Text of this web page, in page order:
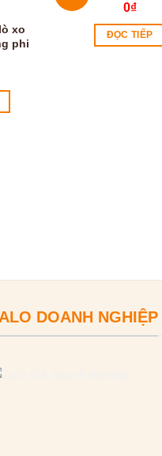
xo
phi
0₫
ĐỌC TIẾP
DOANH NGHIỆP